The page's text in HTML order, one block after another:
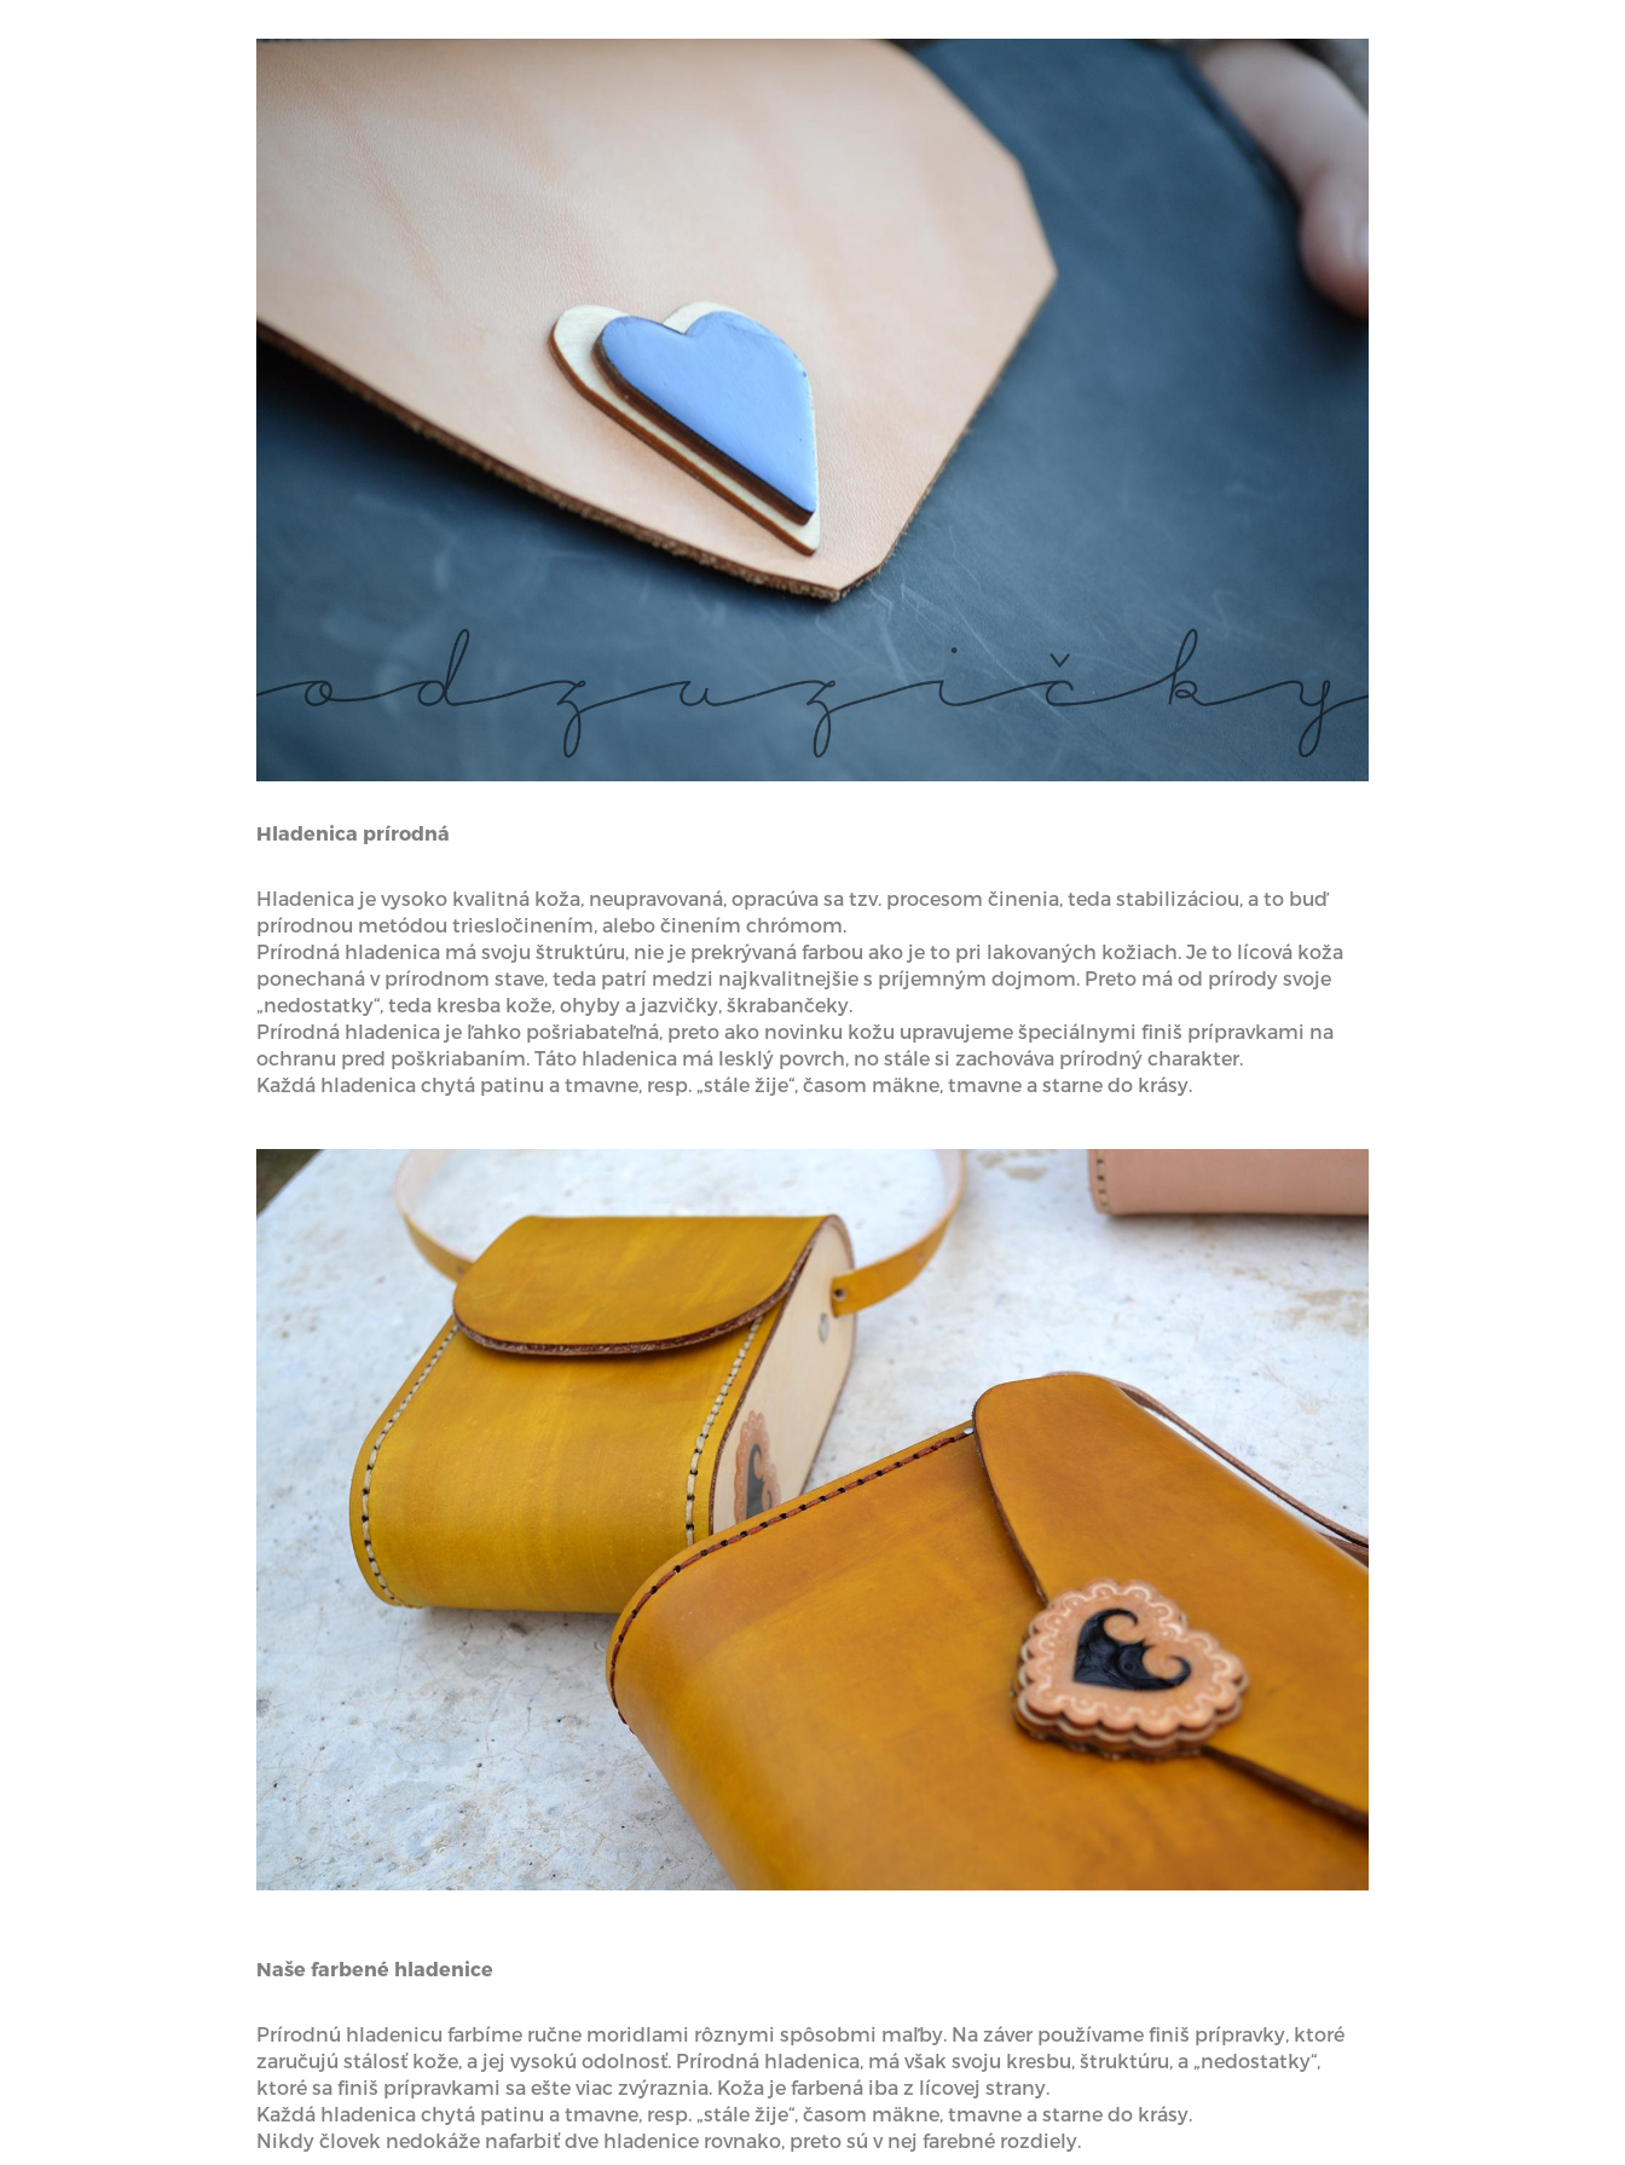
Hladenica prírodná
Hladenica je vysoko kvalitná koža, neupravovaná, opracúva sa tzv. procesom činenia, teda stabilizáciou, a to buď
prírodnou metódou triesločinením, alebo činením chrómom.
Prírodná hladenica má svoju štruktúru, nie je prekrývaná farbou ako je to pri lakovaných kožiach. Je to lícová koža
ponechaná v prírodnom stave, teda patrí medzi najkvalitnejšie s príjemným dojmom. Preto má od prírody svoje
„nedostatky“, teda kresba kože, ohyby a jazvičky, škrabančeky.
Prírodná hladenica je ľahko pošriabateľná, preto ako novinku kožu upravujeme špeciálnymi finiš prípravkami na
ochranu pred poškriabaním. Táto hladenica má lesklý povrch, no stále si zachováva prírodný charakter.
Každá hladenica chytá patinu a tmavne, resp. „stále žije“, časom mäkne, tmavne a starne do krásy.
Naše farbené hladenice
Prírodnú hladenicu farbíme ručne moridlami rôznymi spôsobmi maľby. Na záver používame finiš prípravky, ktoré
zaručujú stálosť kože, a jej vysokú odolnosť. Prírodná hladenica, má však svoju kresbu, štruktúru, a „nedostatky“,
ktoré sa finiš prípravkami sa ešte viac zvýraznia. Koža je farbená iba z lícovej strany.
Každá hladenica chytá patinu a tmavne, resp. „stále žije“, časom mäkne, tmavne a starne do krásy.
Nikdy človek nedokáže nafarbiť dve hladenice rovnako, preto sú v nej farebné rozdiely.